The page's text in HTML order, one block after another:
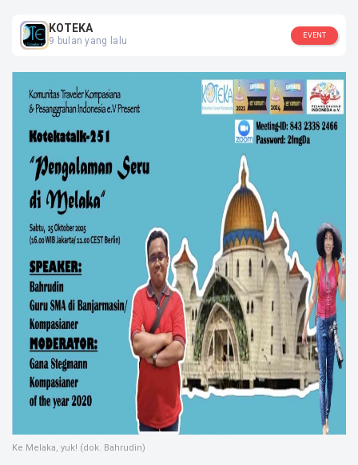
SOSIAL MEDIA
KOTEKA
9 bulan yang lalu
EVENT
Ke Melaka, yuk! (dok. Bahrudin)